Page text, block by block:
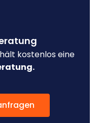
kostenlos eine